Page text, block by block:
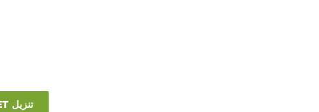
تنزيل 1XBET